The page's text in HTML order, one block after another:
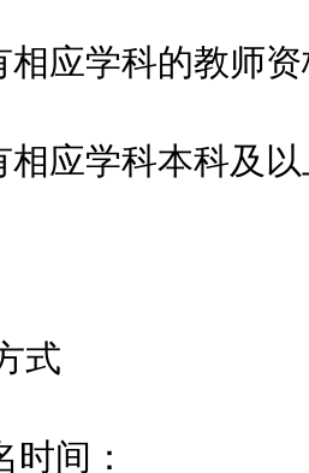
学科的教师资
学科本科及以
式
间：